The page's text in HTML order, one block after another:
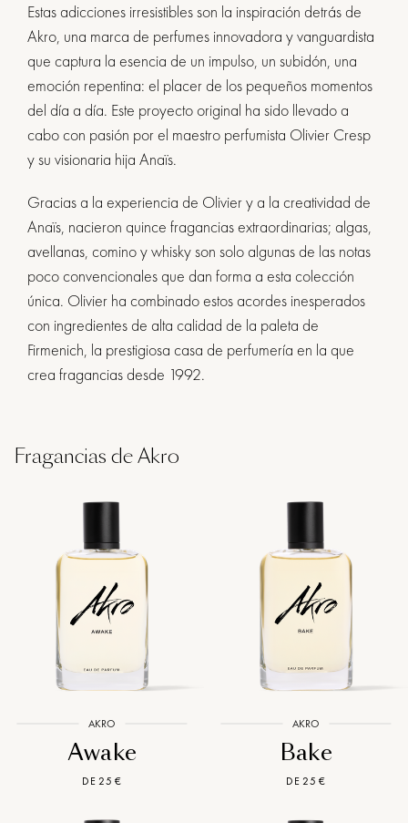
Estas adicciones irresistibles son la inspiración detrás de
Akro, una marca de perfumes innovadora y vanguardista
que captura la esencia de un impulso, un subidón, una
emoción repentina: el placer de los pequeños momentos
del día a día. Este proyecto original ha sido llevado a
cabo con pasión por el maestro perfumista Olivier Cresp
y su visionaria hija Anaïs.
Gracias a la experiencia de Olivier y a la creatividad de
Anaïs, nacieron quince fragancias extraordinarias; algas,
avellanas, comino y whisky son solo algunas de las notas
poco convencionales que dan forma a esta colección
única. Olivier ha combinado estos acordes inesperados
con ingredientes de alta calidad de la paleta de
Firmenich, la prestigiosa casa de perfumería en la que
crea fragancias desde 1992.
Fragancias de Akro
AKRO
Awake
DE 25 €
AKRO
Bake
DE 25 €